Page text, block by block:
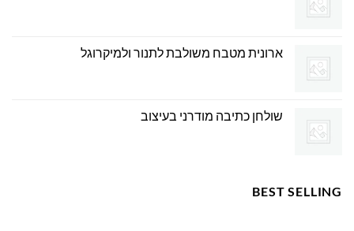
ארונית מטבח משולבת לתנור ולמיקרוגל
שולחן כתיבה מודרני בעיצוב
BEST SELLING